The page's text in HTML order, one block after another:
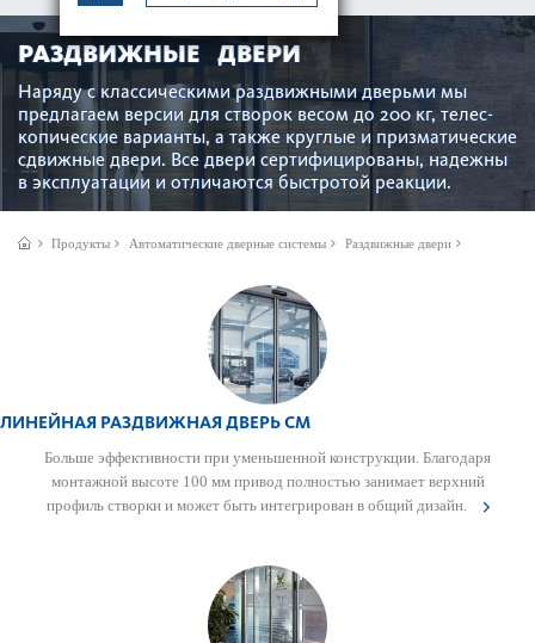
РАЗДВИЖНЫЕ ДВЕРИ
Наряду с классическими раз­д­вижными дверьми мы
предлагаем версии для створок весом до 200 кг, тел­ес­
копические вар­ианты, а также круглые и призмат­ические
сдвижные двери. Все двери сертифицированы, надежны
в эксплуатации и отличаются быстротой реакции.
Продукты Автом­ат­ические дверные сис­темы Раздвижные двери
ЛИНЕЙНАЯ РАЗДВИЖНАЯ ДВЕРЬ CM
Больше эффективности при уменьшенной конструкции. Благодаря
монтажной высоте 100 мм привод полно­стью занимает верхний
профиль створки и может быть интегрирован в общий дизайн.